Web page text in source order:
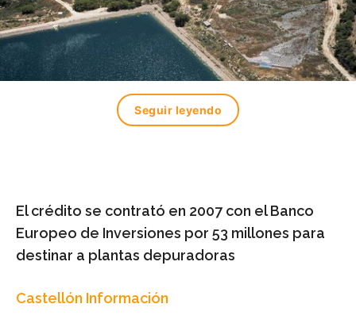
Seguir leyendo
El crédito se contrató en 2007 con el Banco
Europeo de Inversiones por 53 millones para
destinar a plantas depuradoras
Castellón Información